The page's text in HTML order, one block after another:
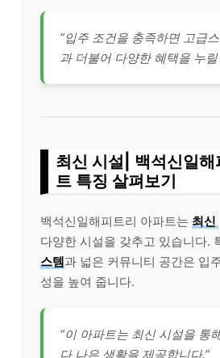
“입주 조건을 충족하면 고급
과 더불어 다양한 혜택을 누
최신 시설| 백석신일
트 특징 살펴보기
백석신일해피트리 아파트는 최신
다양한 시설을 갖추고 있습니다.
스템과 넓은 커뮤니티 공간은 입
성을 높여 줍니다.
“이 아파트는 최신 시설을 통
다 나은 생활을 제공합니다.”